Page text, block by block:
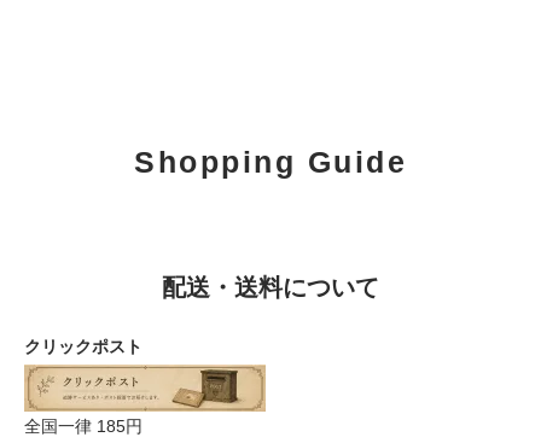
Shopping Guide
配送・送料について
クリックポスト
全国一律 185円